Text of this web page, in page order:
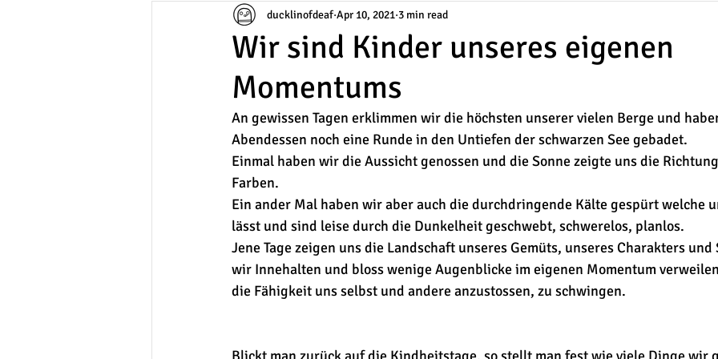
Wir sind Kinder unseres eigenen
Momentums
ducklinofdeaf Apr 10, 2021 3 min read
An gewissen Tagen erklimmen wir die höchsten unserer vielen Berge und
Abendessen noch eine Runde in den Untiefen der schwarzen See gebadet.
Einmal haben wir die Aussicht genossen und die Sonne zeigte uns die
Farben.
Ein ander Mal haben wir aber auch die durchdringende Kälte gespürt welche
lässt und sind leise durch die Dunkelheit geschwebt, schwerelos, planlos.
Jene Tage zeigen uns die Landschaft unseres Gemüts, unseres Charakters
wir Innehalten und bloss wenige Augenblicke im eigenen Momentum
die Fähigkeit uns selbst und andere anzustossen, zu schwingen.